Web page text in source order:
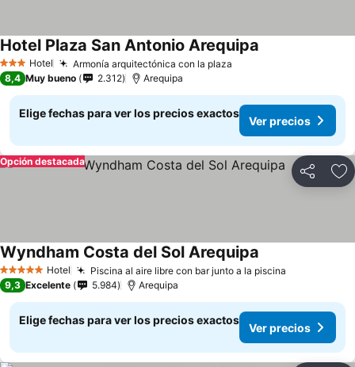
3 Estrellas
Hotel Armonía arquitectónica con la plaza
Hotel Plaza San Antonio Arequipa
8,4 Muy bueno 2.312 Arequipa
Elige fechas para ver los precios exactos
Ver precios
Compartir
Opción destacada
5 Estrellas Hotel Piscina al aire libre con bar junto a la piscina
Wyndham Costa del Sol Arequipa
9,3 Excelente 5.984 Arequipa
Elige fechas para ver los precios exactos
Ver precios